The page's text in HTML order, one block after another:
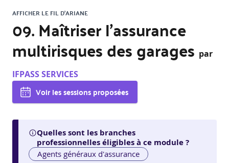
AFFICHER LE FIL D'ARIANE
09. Maîtriser l’assurance
multirisques des garages par
IFPASS SERVICES
Voir les sessions proposées
Quelles sont les branches
professionnelles éligibles à ce module ?
Agents généraux d'assurance